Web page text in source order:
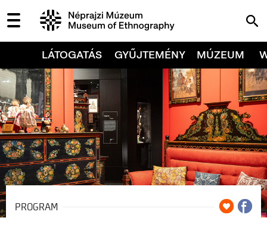
LÁTOGATÁS GYŰJTEMÉNY MÚZEUM
PROGRAM